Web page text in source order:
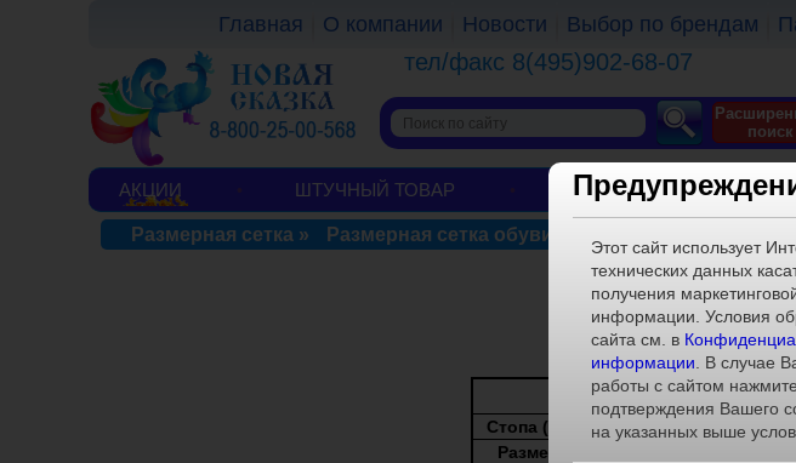
Главная О компании Новости Выбор по брендам
АКЦИИ ШТУЧНЫЙ ТОВАР ОБУВЬ
тел/факс 8(495)902-68-07
поиск
Размерная сетка » Размерная сетка обуви Nordman
Размерная
Cтопа (мм) 125 135 145 150
Размер
Этот сайт использует
технических данных
получения
информации. Условия
сайта см. в
информации. В случае
работы с сайтом
подтверждения Вашего
на указанных выше